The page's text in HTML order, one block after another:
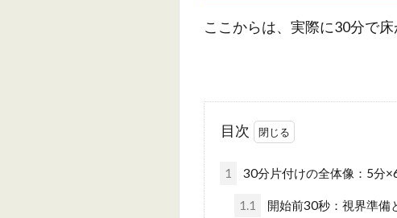
ここからは、実際に30分で
目次
1 30分片付けの全体像：5分
1.1 開始前30秒：視界準備